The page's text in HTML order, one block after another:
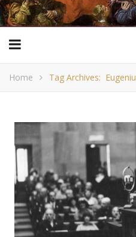
Home Tag Archives: